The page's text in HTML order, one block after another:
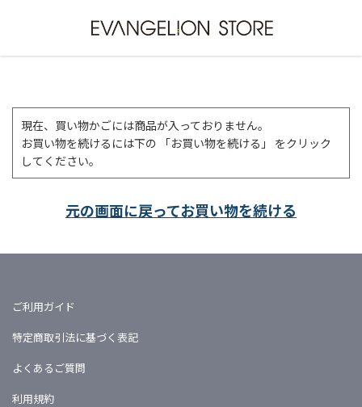
現在、買い物かごには商品が入っておりません。
お買い物を続けるには下の 「お買い物を続ける」 をクリック
してください。
元の画面に戻ってお買い物を続ける
ご利用ガイド
特定商取引法に基づく表記
よくあるご質問
利用規約